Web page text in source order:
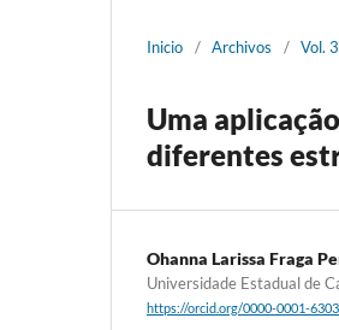
Inicio / Archivos / Vol.
Uma
diferentes
Ohanna Larissa Fraga
Universidade Estadual de
https://orcid.org/0000-0001-